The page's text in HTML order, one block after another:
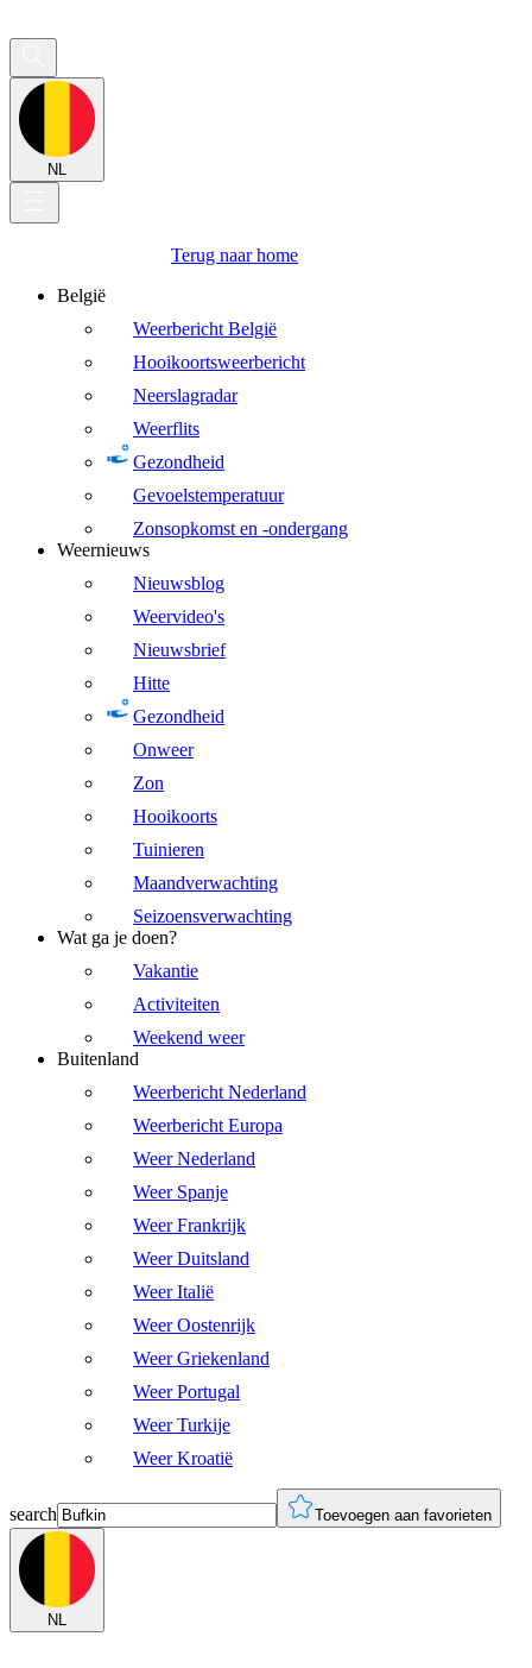
NL
Terug naar home
België
Weerbericht België
Hooikoortsweerbericht
Neerslagradar
Weerflits
Gezondheid
Gevoelstemperatuur
Zonsopkomst en -ondergang
Weernieuws
Nieuwsblog
Weervideo's
Nieuwsbrief
Hitte
Gezondheid
Onweer
Zon
Hooikoorts
Tuinieren
Maandverwachting
Seizoensverwachting
Wat ga je doen?
Vakantie
Activiteiten
Weekend weer
Buitenland
Weerbericht Nederland
Weerbericht Europa
Weer Nederland
Weer Spanje
Weer Frankrijk
Weer Duitsland
Weer Italië
Weer Oostenrijk
Weer Griekenland
Weer Portugal
Weer Turkije
Weer Kroatië
search Toevoegen aan favorieten
NL